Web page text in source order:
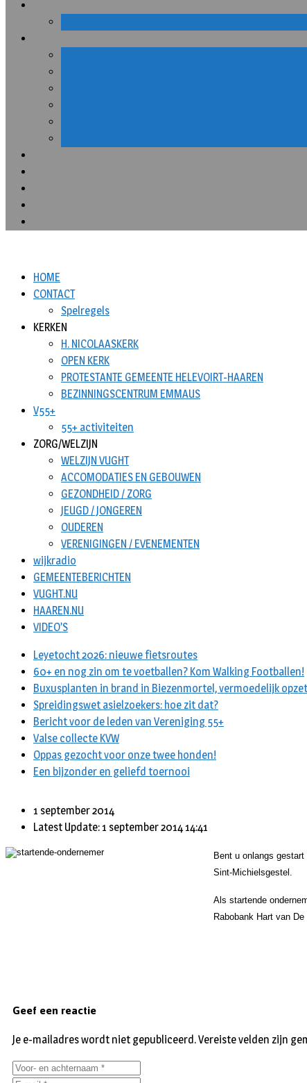
HOME
CONTACT
Spelregels
KERKEN
H. NICOLAASKERK
OPEN KERK
PROTESTANTE GEMEENTE HELEVOIRT-HAAREN
BEZINNINGSCENTRUM EMMAUS
V55+
55+ activiteiten
ZORG/WELZIJN
WELZIJN VUGHT
ACCOMODATIES EN GEBOUWEN
GEZONDHEID / ZORG
JEUGD / JONGEREN
OUDEREN
VERENIGINGEN / EVENEMENTEN
wijkradio
GEMEENTEBERICHTEN
VUGHT.NU
HAAREN.NU
VIDEO’S
Leyetocht 2026: nieuwe fietsroutes
60+ en nog zin om te voetballen? Kom Walking Footballen!
Buxusplanten in brand in Biezenmortel, vermoedelijk opzet
Spreidingswet asielzoekers: hoe zit dat?
Bericht voor de leden van Vereniging 55+
Valse collecte KVW
Oppas gezocht voor onze twee honden!
Een bijzonder en geliefd toernooi
1 september 2014
Latest Update: 1 september 2014 14:41
Bent u onlangs
Sint-Michielsgestel.
Als startende
Rabobank Hart van
Geef een reactie
Je e-mailadres wordt niet gepubliceerd.Vereiste velden zijn